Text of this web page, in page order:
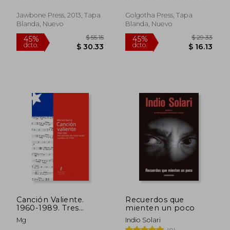
45%
dcto. $ 26.99
45%
dcto.
Jawbone Press, 2013, Tapa
Blanda, Nuevo
Golgotha Press, Tapa
Blanda, Nuevo
Canción Valiente.
1960-1989. Tres
Décadas de Canto
Social y Político en
Mg
Recuerdos que
mienten un poco
Indio Solari